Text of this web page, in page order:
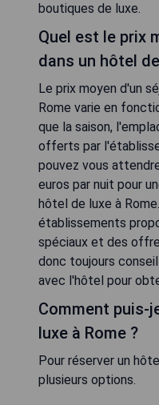
boutiques de luxe.
Quel est le prix
dans un hôtel
Le prix moyen d'un
Rome varie en
que la saison,
offerts par
pouvez vous
euros par nuit pour
hôtel de luxe à
établissements
spéciaux et des
donc toujours
avec l'hôtel pour
Comment puis-
luxe à Rome ?
Pour réserver un
plusieurs options.